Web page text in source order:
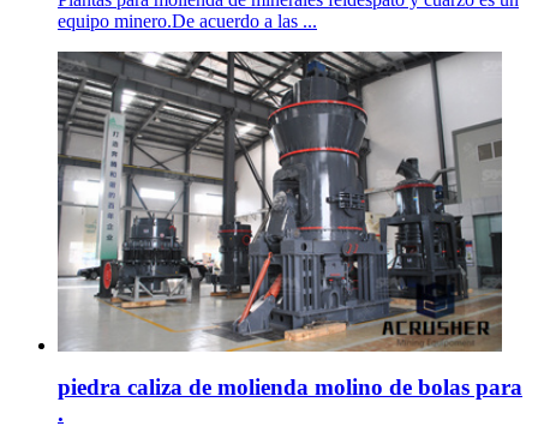
equipo minero.De acuerdo a las ...
piedra caliza de molienda molino de bolas para
.